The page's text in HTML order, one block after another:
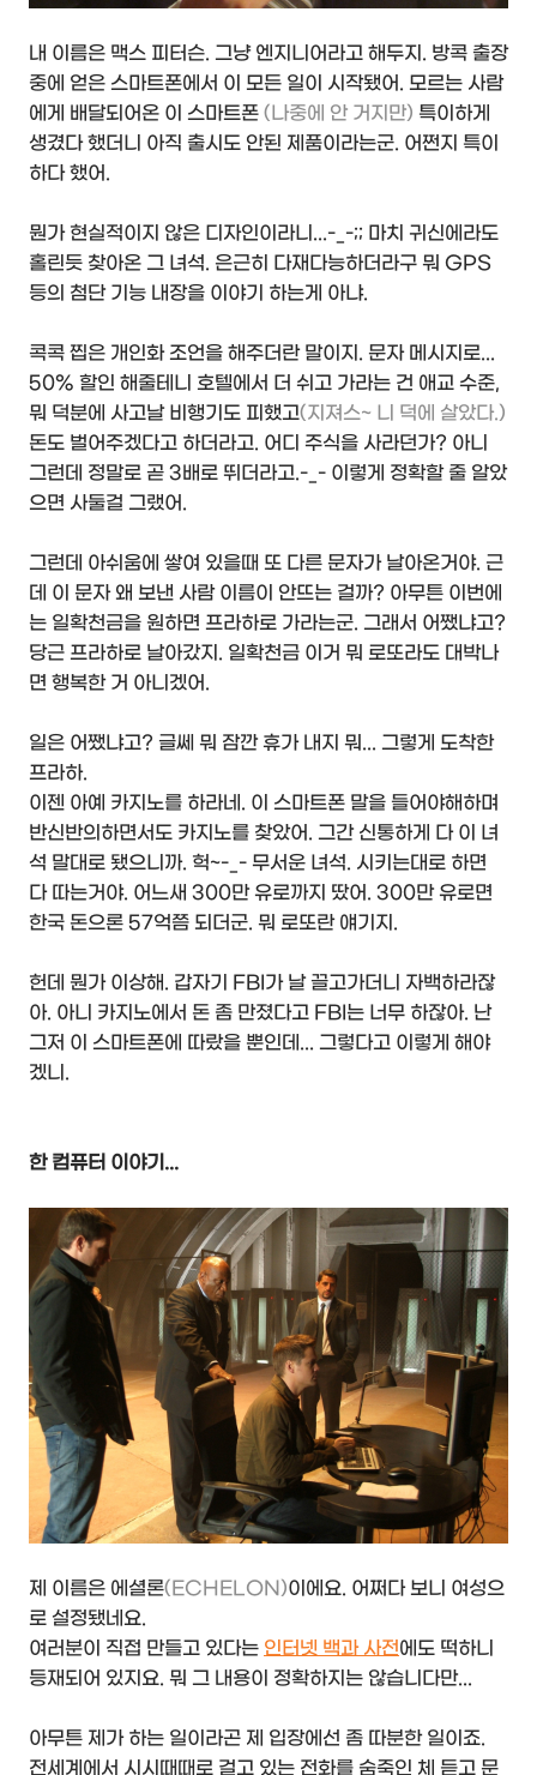
내 이름은 맥스 피터슨. 그냥 엔지니어라고 해두지. 방콕 출장
중에 얻은 스마트폰에서 이 모든 일이 시작됐어. 모르는 사람
에게 배달되어온 이 스마트폰 (나중에 안 거지만) 특이하게
생겼다 했더니 아직 출시도 안된 제품이라는군. 어쩐지 특이
하다 했어.
뭔가 현실적이지 않은 디자인이라니...-_-;; 마치 귀신에라도
홀린듯 찾아온 그 녀석. 은근히 다재다능하더라구 뭐 GPS
등의 첨단 기능 내장을 이야기 하는게 아냐.
콕콕 찝은 개인화 조언을 해주더란 말이지. 문자 메시지로...
50% 할인 해줄테니 호텔에서 더 쉬고 가라는 건 애교 수준,
뭐 덕분에 사고날 비행기도 피했고(지져스~ 니 덕에 살았다.)
돈도 벌어주겠다고 하더라고. 어디 주식을 사라던가? 아니
그런데 정말로 곧 3배로 뛰더라고.-_- 이렇게 정확할 줄 알았
으면 사둘걸 그랬어.
그런데 아쉬움에 쌓여 있을때 또 다른 문자가 날아온거야. 근
데 이 문자 왜 보낸 사람 이름이 안뜨는 걸까? 아무튼 이번에
는 일확천금을 원하면 프라하로 가라는군. 그래서 어쨌냐고?
당근 프라하로 날아갔지. 일확천금 이거 뭐 로또라도 대박나
면 행복한 거 아니겠어.
일은 어쨌냐고? 글쎄 뭐 잠깐 휴가 내지 뭐... 그렇게 도착한
프라하.
이젠 아예 카지노를 하라네. 이 스마트폰 말을 들어야해하며
반신반의하면서도 카지노를 찾았어. 그간 신통하게 다 이 녀
석 말대로 됐으니까. 헉~-_- 무서운 녀석. 시키는대로 하면
다 따는거야. 어느새 300만 유로까지 땄어. 300만 유로면
한국 돈으론 57억쯤 되더군. 뭐 로또란 얘기지.
헌데 뭔가 이상해. 갑자기 FBI가 날 끌고가더니 자백하라잖
아. 아니 카지노에서 돈 좀 만졌다고 FBI는 너무 하잖아. 난
그저 이 스마트폰에 따랐을 뿐인데... 그렇다고 이렇게 해야
겠니.
한 컴퓨터 이야기...
제 이름은 에셜론(ECHELON)이에요. 어쩌다 보니 여성으
로 설정됐네요.
여러분이 직접 만들고 있다는 인터넷 백과 사전에도 떡하니
등재되어 있지요. 뭐 그 내용이 정확하지는 않습니다만...
아무튼 제가 하는 일이라곤 제 입장에선 좀 따분한 일이죠.
전세계에서 시시때때로 걸고 있는 전화를 숨죽인 체 듣고 문